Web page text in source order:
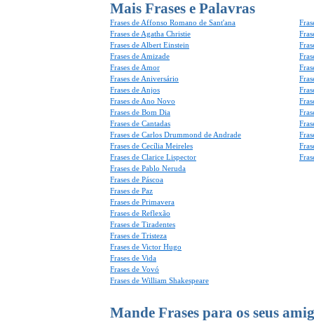
Mais Frases e Palavras
Frases de Affonso Romano de Sant'ana
Frases de Agatha Christie
Frases de Albert Einstein
Frases de Amizade
Frases de Amor
Frases de Aniversário
Frases de Anjos
Frases de Ano Novo
Frases de Bom Dia
Frases de Cantadas
Frases de Carlos Drummond de Andrade
Frases de Cecília Meireles
Frases de Clarice Lispector
Frases de Pablo Neruda
Frases de Páscoa
Frases de Paz
Frases de Primavera
Frases de Reflexão
Frases de Tiradentes
Frases de Tristeza
Frases de Victor Hugo
Frases de Vida
Frases de Vovó
Frases de William Shakespeare
Mande Frases para os seus